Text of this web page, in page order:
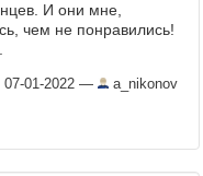
И они мне,
чем не понравились!
07-01-2022 — a_nikonov